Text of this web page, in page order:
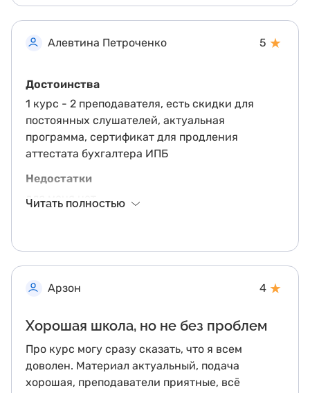
Алевтина Петроченко 5 ★
Достоинства
1 курс - 2 преподавателя, есть скидки для
постоянных слушателей, актуальная
программа, сертификат для продления
аттестата бухгалтера ИПБ
Недостатки
для меня нет
удобно, что есть комплексный курс - Новое в
необходимые 40 часов и сэкономить, потому
что комбинированный курс покупать выгоднее,
чем каждый курс по отдельности. Еще и моя
доп.скидка выпускника действует :) Оба курса
Читать полностью
Арзон 4 ★
Хорошая школа, но не без проблем
Про курс могу сразу сказать, что я всем
доволен. Материал актуальный, подача
хорошая, преподаватели приятные, всё